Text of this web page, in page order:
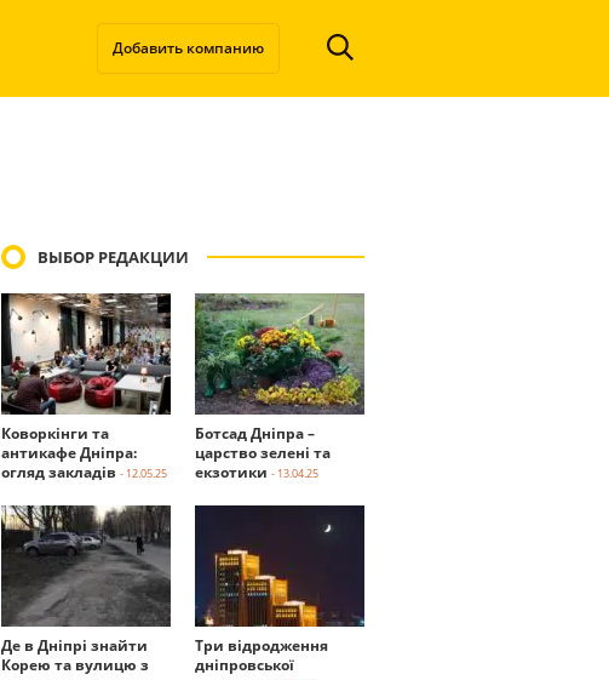
Добавить компанию
ВЫБОР РЕДАКЦИИ
Коворкінги та
антикафе Дніпра:
огляд закладів - 12.05.25
Ботсад Дніпра –
царство зелені та
екзотики - 13.04.25
Де в Дніпрі знайти
Корею та вулицю з
Три відродження
дніпровської